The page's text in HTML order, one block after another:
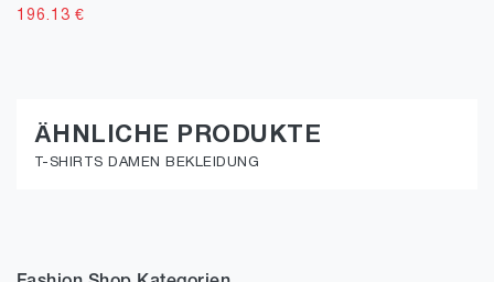
196.13 €
ÄHNLICHE PRODUKTE
T-SHIRTS DAMEN BEKLEIDUNG